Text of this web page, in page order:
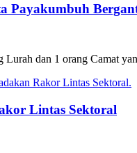
Payakumbuh
Lurah dan 1 orang Camat
Lintas Sektoral